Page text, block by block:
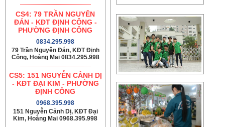
CS4: 79 TRẦN NGUYÊN
ĐÁN - KĐT ĐỊNH CÔNG -
PHƯỜNG ĐỊNH CÔNG
0834.295.998
79 Trần Nguyên Đán, KĐT Định
Công, Hoàng Mai 0834.295.998
CS5: 151 NGUYỄN CẢNH DỊ
- KĐT ĐẠI KIM - PHƯỜNG
ĐỊNH CÔNG
0968.395.998
151 Nguyễn Cảnh Dị, KĐT Đại
Kim, Hoàng Mai 0968.395.998